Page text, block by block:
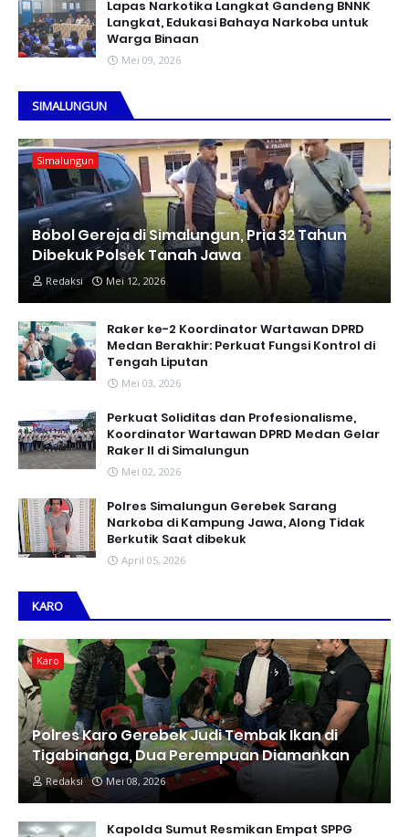
Lapas Narkotika Langkat Gandeng BNNK
Langkat, Edukasi Bahaya Narkoba untuk
Warga Binaan
Mei 09, 2026
SIMALUNGUN
Simalungun
Bobol Gereja di Simalungun, Pria 32 Tahun
Dibekuk Polsek Tanah Jawa
Redaksi Mei 12, 2026
Raker ke-2 Koordinator Wartawan DPRD
Medan Berakhir: Perkuat Fungsi Kontrol di
Tengah Liputan
Mei 03, 2026
Perkuat Soliditas dan Profesionalisme,
Koordinator Wartawan DPRD Medan Gelar
Raker II di Simalungun
Mei 02, 2026
Polres Simalungun Gerebek Sarang
Narkoba di Kampung Jawa, Along Tidak
Berkutik Saat dibekuk
April 05, 2026
KARO
Karo
Polres Karo Gerebek Judi Tembak Ikan di
Tigabinanga, Dua Perempuan Diamankan
Redaksi Mei 08, 2026
Kapolda Sumut Resmikan Empat SPPG